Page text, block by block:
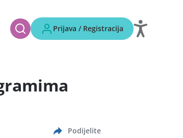
Prijava / Registracija
Podijelite